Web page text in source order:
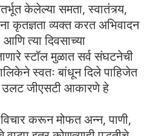
केलेल्या समता, स्वातंत्र्य,
कृतज्ञता व्यक्त करत अभिवादन
त्या दिवसाच्या
स्टॉल मुळात सर्व संघटनेची
स्वतः बांधून दिले पाहिजेत
उलट जीएसटी आकारणे हे
विचार करून मोफत अन्न, पाणी,